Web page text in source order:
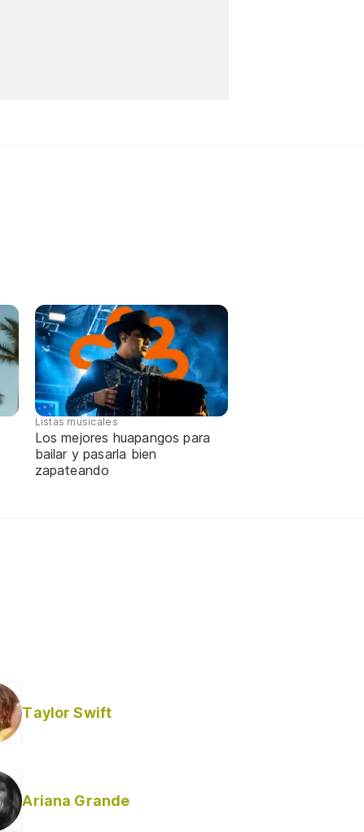
Listas musicales
Los mejores huapangos para
bailar y pasarla bien
zapateando
Taylor Swift
Ariana Grande